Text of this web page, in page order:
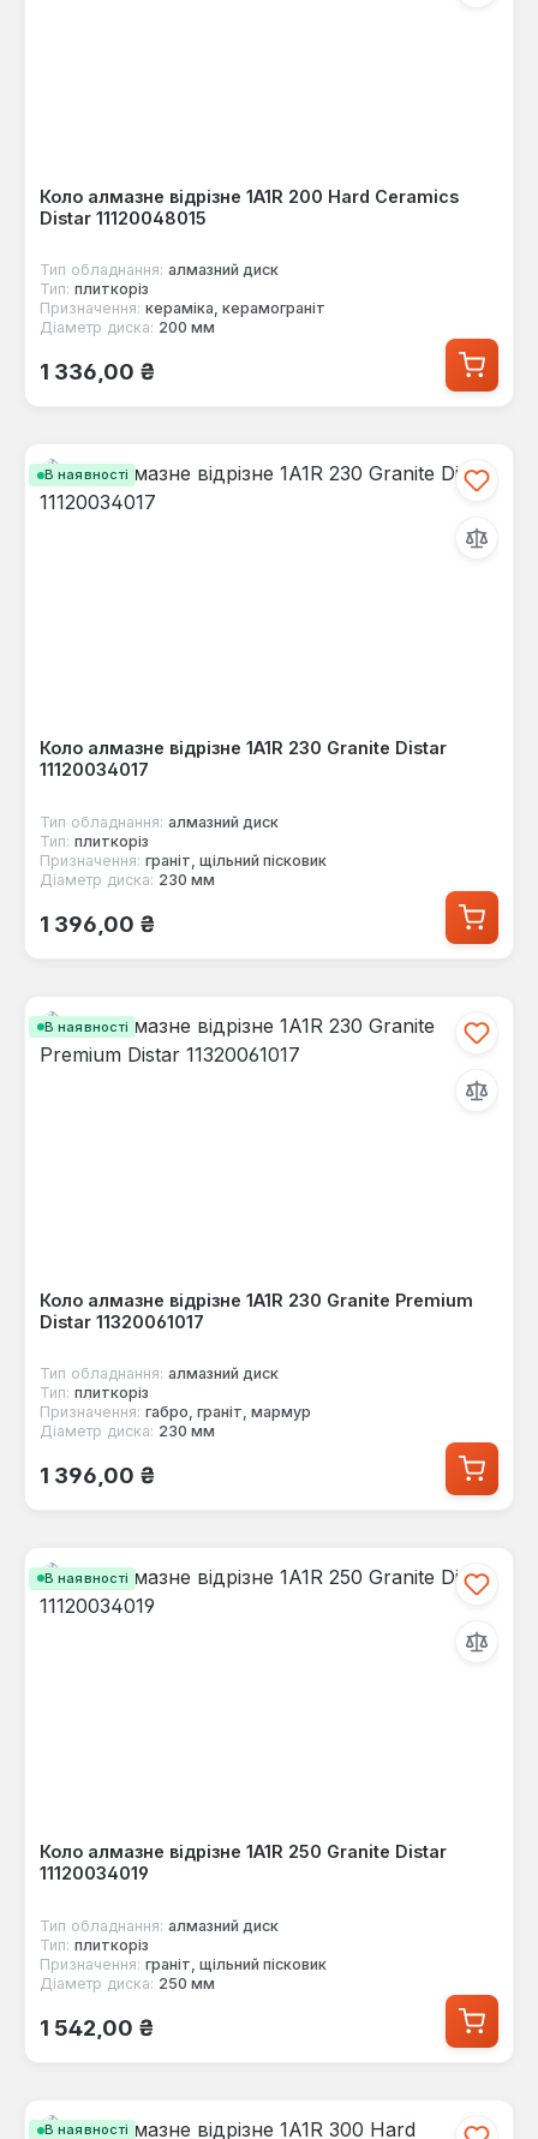
Коло алмазне відрізне 1A1R 200 Hard Сeramics
Distar 11120048015
Тип обладнання: алмазний диск
Тип: плиткоріз
Призначення: кераміка, керамограніт
Діаметр диска: 200 мм
Звичайна ціна:
1 336,00 ₴
В наявності
Коло алмазне відрізне 1A1R 230 Granite Distar
11120034017
Тип обладнання: алмазний диск
Тип: плиткоріз
Призначення: граніт, щільний пісковик
Діаметр диска: 230 мм
Звичайна ціна:
1 396,00 ₴
В наявності
Коло алмазне відрізне 1A1R 230 Granite Premium
Distar 11320061017
Тип обладнання: алмазний диск
Тип: плиткоріз
Призначення: габро, граніт, мармур
Діаметр диска: 230 мм
Звичайна ціна:
1 396,00 ₴
В наявності
Коло алмазне відрізне 1A1R 250 Granite Distar
11120034019
Тип обладнання: алмазний диск
Тип: плиткоріз
Призначення: граніт, щільний пісковик
Діаметр диска: 250 мм
Звичайна ціна:
1 542,00 ₴
В наявності